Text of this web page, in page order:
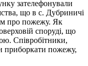
зателефонували
що в с. Дубриничі
про пожежу. Як
споруді, що
Співробітники,
приборкати пожежу,